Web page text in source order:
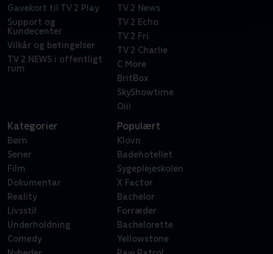
Gavekort til TV 2 Play
Support og
Kundecenter
Vilkår og betingelser
TV 2 NEWS i offentligt
rum
TV 2 News
TV 2 Echo
TV 2 Fri
TV 2 Charlie
C More
BritBox
SkyShowtime
Oiii
Kategorier
Børn
Serier
Film
Dokumentar
Reality
Livsstil
Underholdning
Comedy
Populært
Klovn
Badehotellet
Sygeplejeskolen
X Factor
Bachelor
Forræder
Bachelorette
Yellowstone